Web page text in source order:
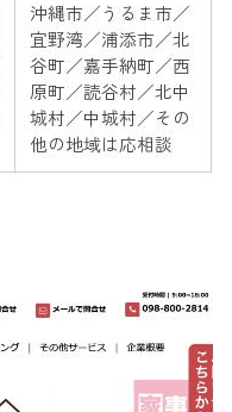
沖縄市／うるま市／
宜野湾／浦添市／北
谷町／嘉手納町／西
原町／読谷村／北中
城村／中城村／その
他の地域は応相談